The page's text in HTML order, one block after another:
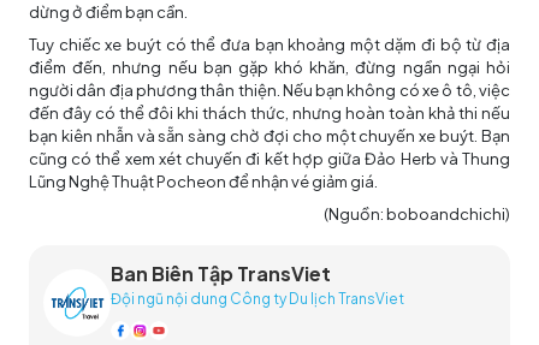
dừng ở điểm bạn cần.
Tuy chiếc xe buýt có thể đưa bạn khoảng một dặm đi bộ từ địa
điểm đến, nhưng nếu bạn gặp khó khăn, đừng ngần ngại hỏi
người dân địa phương thân thiện. Nếu bạn không có xe ô tô, việc
đến đây có thể đôi khi thách thức, nhưng hoàn toàn khả thi nếu
bạn kiên nhẫn và sẵn sàng chờ đợi cho một chuyến xe buýt. Bạn
cũng có thể xem xét chuyến đi kết hợp giữa Đảo Herb và Thung
Lũng Nghệ Thuật Pocheon để nhận vé giảm giá.
(Nguồn: boboandchichi)
Ban Biên Tập TransViet
Đội ngũ nội dung Công ty Du lịch TransViet